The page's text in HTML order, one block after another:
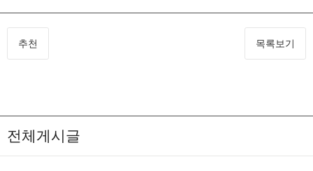
추천 목록보기
전체게시글